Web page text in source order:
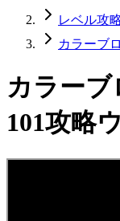
レベル攻
カラーブ
カラー
101攻略